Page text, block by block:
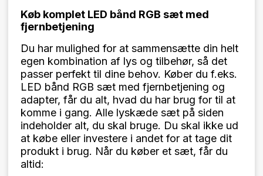
Køb komplet LED bånd RGB sæt med
fjernbetjening
Du har mulighed for at sammensætte din helt
egen kombination af lys og tilbehør, så det
passer perfekt til dine behov. Køber du f.eks.
LED bånd RGB sæt med fjernbetjening og
adapter, får du alt, hvad du har brug for til at
komme i gang. Alle lyskæde sæt på siden
indeholder alt, du skal bruge. Du skal ikke ud
at købe eller investere i andet for at tage dit
produkt i brug. Når du køber et sæt, får du
altid: